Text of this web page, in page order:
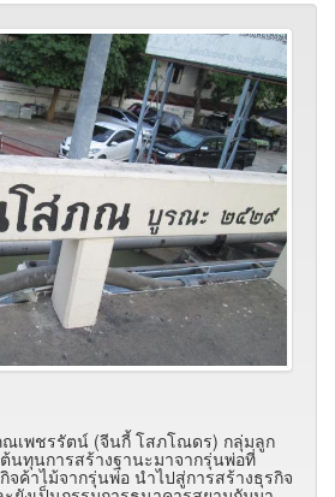
เพชรรัตน์ (จีนกี้ โสภโณดร) กลุ่มลูก
ทุนการสร้างฐานะมาจากรุ่นพ่อที่
ค้าไม้จากรุ่นพ่อ นำไปสู่การสร้างธุรกิจ